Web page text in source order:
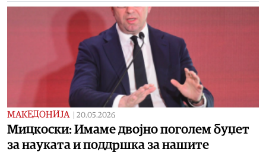
МАКЕДОНИЈА 20.05.2026
Мицкоски: Имаме двојно поголем буџет
за науката и поддршка за нашите